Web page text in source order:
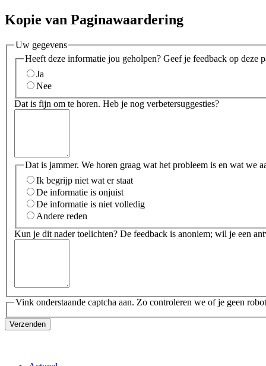
Kopie van Paginawaardering
Uw gegevens
Heeft deze informatie jou geholpen? Geef je feedback op deze
Ja
Nee
Dat is fijn om te horen. Heb je nog verbetersuggesties?
Dat is jammer. We horen graag wat het probleem is en wat we
Ik begrijp niet wat er staat
De informatie is onjuist
De informatie is niet volledig
Andere reden
Kun je dit nader toelichten? De feedback is anoniem; wil je een
Vink onderstaande captcha aan. Zo controleren we of je geen
Verzenden